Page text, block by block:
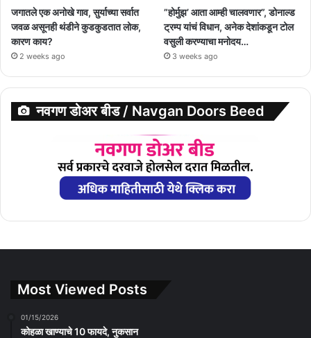
जगातले एक अनोखे गाव, सुर्याच्या सर्वात
जवळ असूनही थंडीने कुडकुडतात लोक,
कारण काय?
2 weeks ago
”होर्मुझ’ आता आम्ही चालवणार”, डोनाल्ड
ट्रम्प यांचं विधान, अनेक देशांकडून टोल
वसुली करण्याचा मनोदय…
3 weeks ago
नवगण डोअर बीड / Navgan Doors Beed
Most Viewed Posts
01/15/2026
कोहळा खाण्याचे 10 फायदे, नुकसान